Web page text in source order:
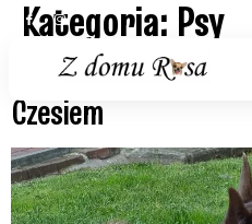
Kategoria: Psy
CHOCO z domu
Czesiem